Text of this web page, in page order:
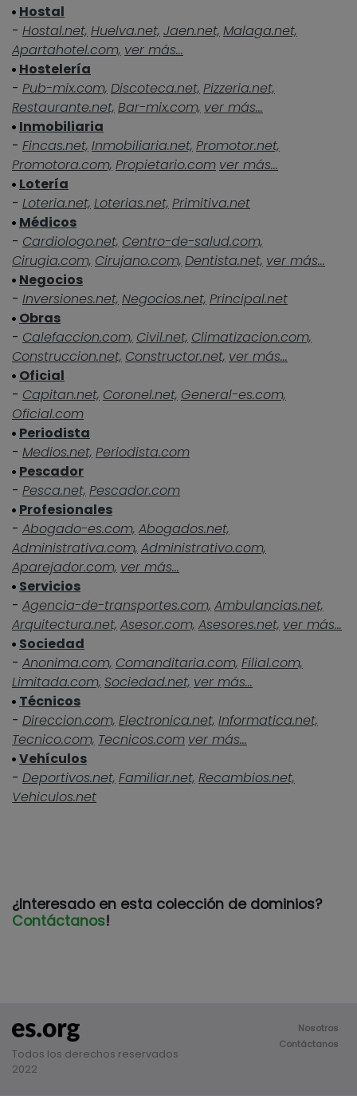
Hostal
- Hostal.net, Huelva.net, Jaen.net, Malaga.net,
Apartahotel.com, ver más...
Hostelería
- Pub-mix.com, Discoteca.net, Pizzeria.net,
Restaurante.net, Bar-mix.com, ver más...
Inmobiliaria
- Fincas.net, Inmobiliaria.net, Promotor.net,
Promotora.com, Propietario.com ver más...
Lotería
- Loteria.net, Loterias.net, Primitiva.net
Médicos
- Cardiologo.net, Centro-de-salud.com,
Cirugia.com, Cirujano.com, Dentista.net, ver más...
Negocios
- Inversiones.net, Negocios.net, Principal.net
Obras
- Calefaccion.com, Civil.net, Climatizacion.com,
Construccion.net, Constructor.net, ver más...
Oficial
- Capitan.net, Coronel.net, General-es.com,
Oficial.com
Periodista
- Medios.net, Periodista.com
Pescador
- Pesca.net, Pescador.com
Profesionales
- Abogado-es.com, Abogados.net,
Administrativa.com, Administrativo.com,
Aparejador.com, ver más...
Servicios
- Agencia-de-transportes.com, Ambulancias.net,
Arquitectura.net, Asesor.com, Asesores.net, ver más...
Sociedad
- Anonima.com, Comanditaria.com, Filial.com,
Limitada.com, Sociedad.net, ver más...
Técnicos
- Direccion.com, Electronica.net, Informatica.net,
Tecnico.com, Tecnicos.com ver más...
Vehículos
- Deportivos.net, Familiar.net, Recambios.net,
Vehiculos.net
¿Interesado en esta colección de dominios?
Contáctanos!
Todos los derechos reservados
2022
Nosotros
Contáctanos